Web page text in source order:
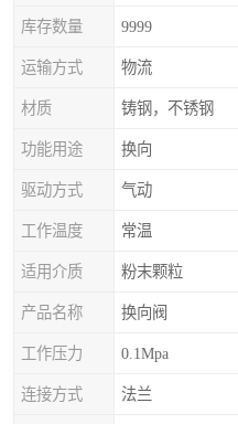
库存数量 9999
运输方式 物流
材质 铸钢，不锈钢
功能用途 换向
驱动方式 气动
工作温度 常温
适用介质 粉末颗粒
产品名称 换向阀
工作压力 0.1Mpa
连接方式 法兰